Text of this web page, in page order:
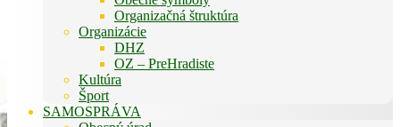
Organizačná štruktúra
Organizácie
DHZ
OZ – PreHradiste
Kultúra
Šport
SAMOSPRÁVA